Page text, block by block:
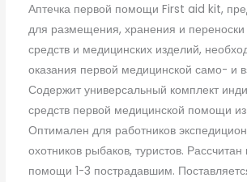
Аптечка первой помощи First aid kit,
для размещения, хранения и переноски
средств и медицинских изделий,
оказания первой медицинской само- и
Содержит универсальный комплект
средств первой медицинской помощи из
Оптимален для работников
охотников рыбаков, туристов. Рассчитан
помощи 1-3 пострадавшим.